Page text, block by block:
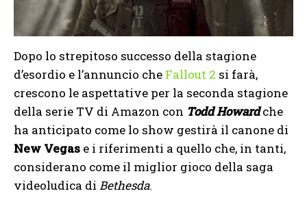
Dopo lo strepitoso successo della stagione
d’esordio e l’annuncio che Fallout 2 si farà,
crescono le aspettative per la seconda stagione
della serie TV di Amazon con Todd Howardche
ha anticipato come lo show gestirà il canone di
New Vegas e i riferimenti a quello che, in tanti,
considerano come il miglior gioco della saga
videoludica di Bethesda.